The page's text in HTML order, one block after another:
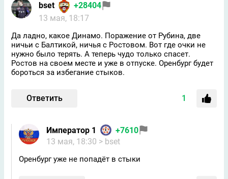
bset
+28404
13 мая, 18:17
Да ладно, какое Динамо. Поражение от Рубина, две
ничьи с Балтикой, ничья с Ростовом. Вот где очки не
нужно было терять. А теперь чудо только спасет.
Ростов на своем месте и уже в отпуске. Оренбург будет
бороться за избегание стыков.
Ответить 1
Император 1
+7610
13 мая, 18:30 > bset
Оренбург уже не попадёт в стыки